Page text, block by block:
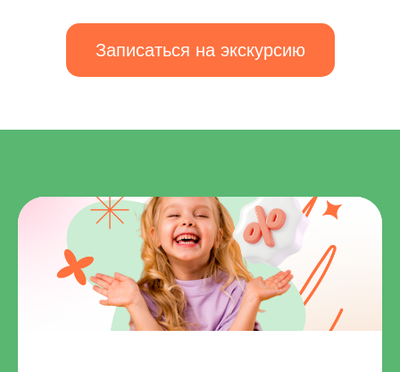
Записаться на экскурсию